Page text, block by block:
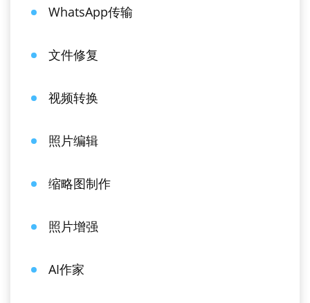
WhatsApp传输
文件修复
视频转换
照片编辑
缩略图制作
照片增强
AI作家